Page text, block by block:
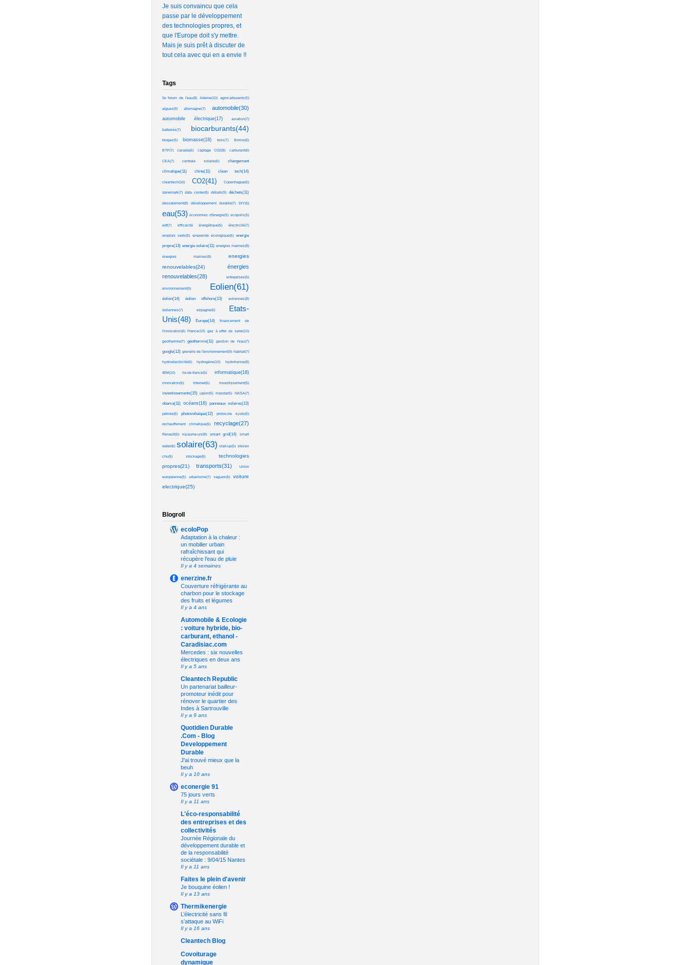
Je suis convaincu que cela
passe par le développement
des technologies propres, et
que l'Europe doit s'y mettre.
Mais je suis prêt à discuter de
tout cela avec qui en a envie !!
Tags
5e forum de l'eau(8) Ademe(10) agrocarburants(5)
algues(9) allemagne(7) automobile(30)
automobile électrique(17) aviation(7)
batteries(7) biocarburants(44)
biogaz(5) biomasse(18) bois(7) Borloo(6)
BTP(7) canada(6) captage CO2(8) carburant(6)
CEA(7) centrale solaire(6) changement
climatique(11) chine(11) clean tech(14)
cleantech(10) CO2(41) Copenhague(5)
danemark(7) data center(8) débats(9) déchets(11)
dessalement(8) développement durable(7) DIY(5)
eau(53) économies d'énergie(5) ecopolis(5)
edf(7) efficacité énergétique(5) électricité(7)
emplois verts(5) empreinte écologique(5) energie
propre(13) energie solaire(11) energies marines(8)
énergies marines(8)
energies
renouvelables(24)
énergies
renouvelables(28)
entreprises(5)
environnement(5) Eolien(61)
éolien(14) éolien offshore(13) eoliennes(8)
éoliennes(7) espagne(6)
Etats-
Unis(48)
Europe(14) financement de
l'innovation(6) France(10) gaz à effet de serre(10)
geothermie(7) géothermie(11) gestion de l'eau(7)
google(12) grenelle de l'environnement(9) habitat(7)
hydroélectricité(6) hydrogène(10) hydrolienne(8)
IBM(10) ile-de-france(5) informatique(18)
innovation(6) Internet(6) investissement(5)
investissements(15) japon(5) masdar(5) NASA(7)
obama(11) océans(16) panneaux solaires(13)
pétrole(6) photovoltaïque(12) protocole kyoto(5)
rechauffement climatique(5) recyclage(27)
Renault(5) royaume-uni(8) smart grid(14) smart
water(6) solaire(63) start-up(5) steven
chu(5) stockage(6)
technologies
propres(21)
transports(31) Union
européenne(5) urbanisme(7) vagues(5)
voiture
electrique(25)
Blogroll
ecoloPop
Adaptation à la chaleur :
un mobilier urbain
rafraîchissant qui
récupère l’eau de pluie
Il y a 4 semaines
enerzine.fr
Couverture réfrigérante au
charbon pour le stockage
des fruits et légumes
Il y a 4 ans
Automobile & Ecologie
: voiture hybride, bio-
carburant, ethanol -
Caradisiac.com
Mercedes : six nouvelles
électriques en deux ans
Il y a 5 ans
Cleantech Republic
Un partenariat bailleur-
promoteur inédit pour
rénover le quartier des
Indes à Sartrouville
Il y a 9 ans
Quotidien Durable
.Com - Blog
Developpement
Durable
J'ai trouvé mieux que la
beuh
Il y a 10 ans
econergie 91
75 jours verts
Il y a 11 ans
L'éco-responsabilité
des entreprises et des
collectivités
Journée Régionale du
développement durable et
de la responsabilité
sociétale : 9/04/15 Nantes
Il y a 11 ans
Faites le plein d'avenir
Je bouquine éolien !
Il y a 13 ans
Thermikenergie
L’électricité sans fil
s’attaque au WiFi
Il y a 16 ans
Cleantech Blog
Covoiturage
dynamique